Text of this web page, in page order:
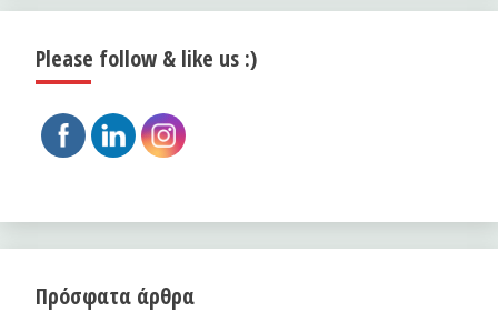
Please follow & like us :)
Πρόσφατα άρθρα